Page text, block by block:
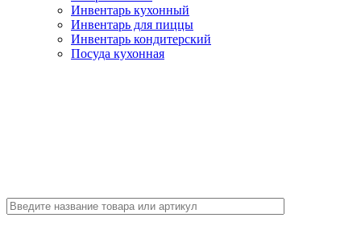
Инвентарь кухонный
Инвентарь для пиццы
Инвентарь кондитерский
Посуда кухонная